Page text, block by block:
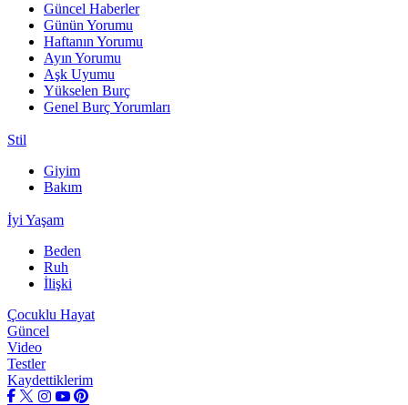
Güncel Haberler
Günün Yorumu
Haftanın Yorumu
Ayın Yorumu
Aşk Uyumu
Yükselen Burç
Genel Burç Yorumları
Stil
Giyim
Bakım
İyi Yaşam
Beden
Ruh
İlişki
Çocuklu Hayat
Güncel
Video
Testler
Kaydettiklerim